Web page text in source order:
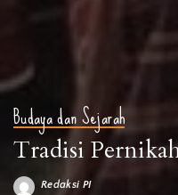
Budaya dan Sejarah
Tradisi
Posted
Redaksi PI